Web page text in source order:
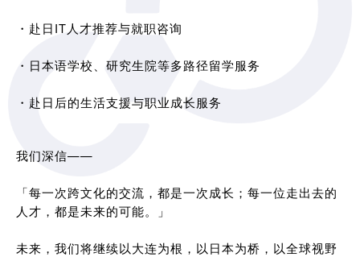
・赴日IT人才推荐与就职咨询
・日本语学校、研究生院等多路径留学服务
・赴日后的生活支援与职业成长服务
我们深信——
「每一次跨文化的交流，都是一次成长；每一位走出去的
人才，都是未来的可能。」
未来，我们将继续以大连为根，以日本为桥，以全球视野